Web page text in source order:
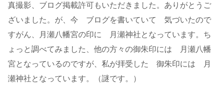
真撮影、ブログ掲載許可もいただきました。ありがとうご
ざいました。が、今 ブログを書いていて 気づいたので
すがん、月瀬八幡宮の印に 月瀬神社となっています。ち
ょっと調べてみました、他の方々の御朱印には 月瀬八幡
宮となっているのですが、私が拝受した 御朱印には 月
瀬神社となっています。（謎です。）